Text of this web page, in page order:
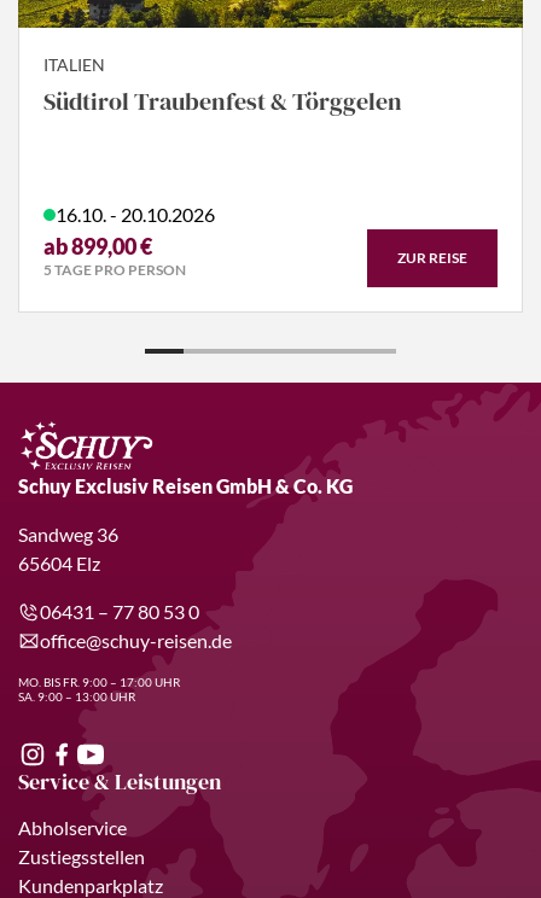
ITALIEN
Südtirol Traubenfest & Törggelen
16.10. - 20.10.2026
ab 899,00 €
5 TAGE PRO PERSON
ZUR REISE
Schuy Exclusiv Reisen GmbH & Co. KG
Sandweg 36
65604 Elz
06431 – 77 80 53 0
office@schuy-reisen.de
MO. BIS FR. 9:00 – 17:00 UHR
SA. 9:00 – 13:00 UHR
Service & Leistungen
Abholservice
Zustiegsstellen
Kundenparkplatz